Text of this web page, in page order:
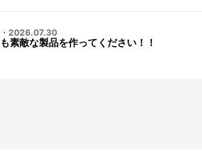
・ 2026.07.30
素敵な製品を作ってください！！